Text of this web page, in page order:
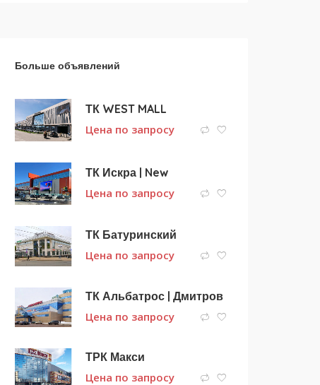
Больше объявлений
ТК WEST MALL
Цена по запросу
ТК Искра | New
Цена по запросу
ТК Батуринский
Цена по запросу
ТК Альбатрос | Дмитров
Цена по запросу
ТРК Макси
Цена по запросу